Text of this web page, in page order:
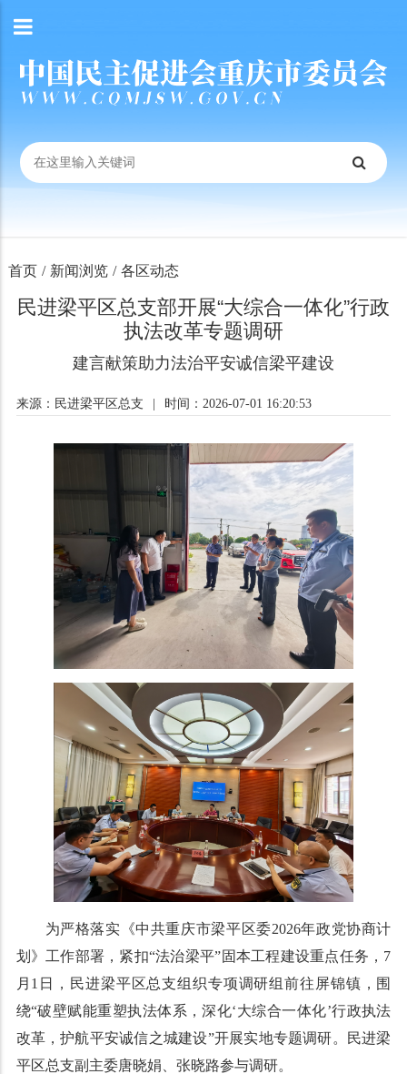
首页 / 新闻浏览 / 各区动态
民进梁平区总支部开展“大综合一体化”行政
执法改革专题调研
建言献策助力法治平安诚信梁平建设
来源：民进梁平区总支 时间：2026-07-01 16:20:53
为严格落实《中共重庆市梁平区委2026年政党协商计
划》工作部署，紧扣“法治梁平”固本工程建设重点任务，7
月1日，民进梁平区总支组织专项调研组前往屏锦镇，围
绕“破壁赋能重塑执法体系，深化‘大综合一体化’行政执法
改革，护航平安诚信之城建设”开展实地专题调研。民进梁
平区总支副主委唐晓娟、张晓路参与调研。